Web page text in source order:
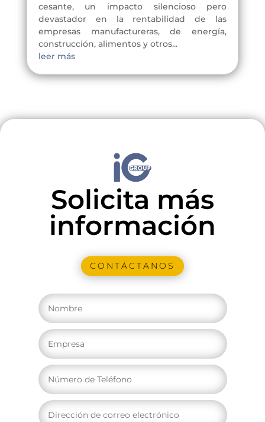
cesante, un impacto silencioso pero
devastador en la rentabilidad de las
empresas manufactureras, de energía,
construcción, alimentos y otros...
leer más
Solicita más
información
CONTÁCTANOS